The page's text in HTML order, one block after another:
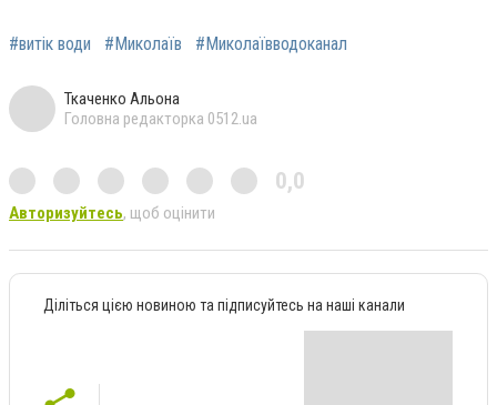
#витік води #Миколаїв #Миколаївводоканал
Ткаченко Альона
Головна редакторка 0512.ua
0,0
Авторизуйтесь, щоб оцінити
Діліться цією новиною та підписуйтесь на наші канали